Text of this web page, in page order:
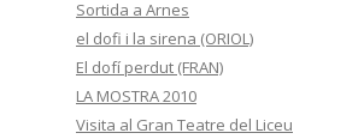
Sortida a Arnes
el dofi i la sirena (ORIOL)
El dofí perdut (FRAN)
LA MOSTRA 2010
Visita al Gran Teatre del Liceu